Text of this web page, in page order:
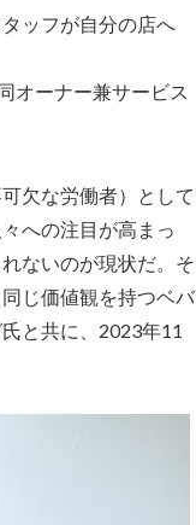
ッフが自分の店へ
オーナー兼サービス
欠な労働者）として
への注目が高まっ
ないのが現状だ。そ
じ価値観を持つベバ
と共に、2023年11